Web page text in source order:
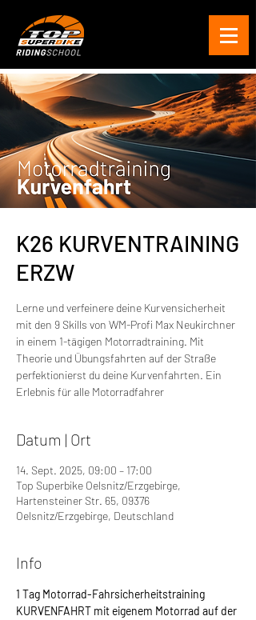
K26 KURVENTRAINING
ERZW
Lerne und verfeinere deine Kurvensicherheit
mit den 9 Skills von WM-Profi Max Neukirchner
in einem 1-tägigen Motorradtraining. Mit
Theorie und Übungsfahrten auf der Straße
perfektionierst du deine Kurvenfahrten. Ein
Erlebnis für alle Motorradfahrer
Datum | Ort
14. Sept. 2025, 09:00 – 17:00
Top Superbike Oelsnitz/Erzgebirge,
Hartensteiner Str. 65, 09376
Oelsnitz/Erzgebirge, Deutschland
Info
1 Tag Motorrad-Fahrsicherheitstraining
KURVENFAHRT mit eigenem Motorrad auf der